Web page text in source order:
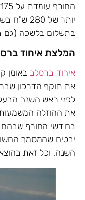
בתשלום בלשכה (גם
המלצת איחוד
איחוד ברסלב באומן
את תוקף הדרכון
לפני ראש השנה
את ההוזלה
בחודשי החורף שבהם
יבטיח שהמסמך
השנה, וכל זאת